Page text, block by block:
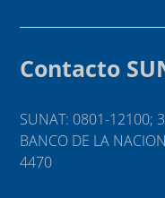
Contacto
SUNAT: 0801-12100;
BANCO DE LA
4470